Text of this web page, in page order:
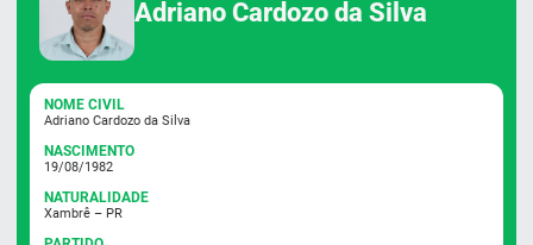
Adriano Cardozo da Silva
NOME CIVIL
Adriano Cardozo da Silva
NASCIMENTO
19/08/1982
NATURALIDADE
Xambrê – PR